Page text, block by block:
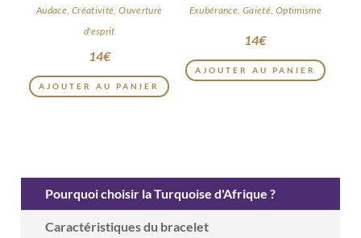
Audace, Créativité, Ouverture
d'esprit
14€
AJOUTER AU PANIER
Exubérance, Gaieté, Optimisme
14€
AJOUTER AU PANIER
Pourquoi choisir la Turquoise d'Afrique ?
Caractéristiques du bracelet